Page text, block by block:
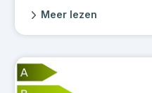
Meer lezen